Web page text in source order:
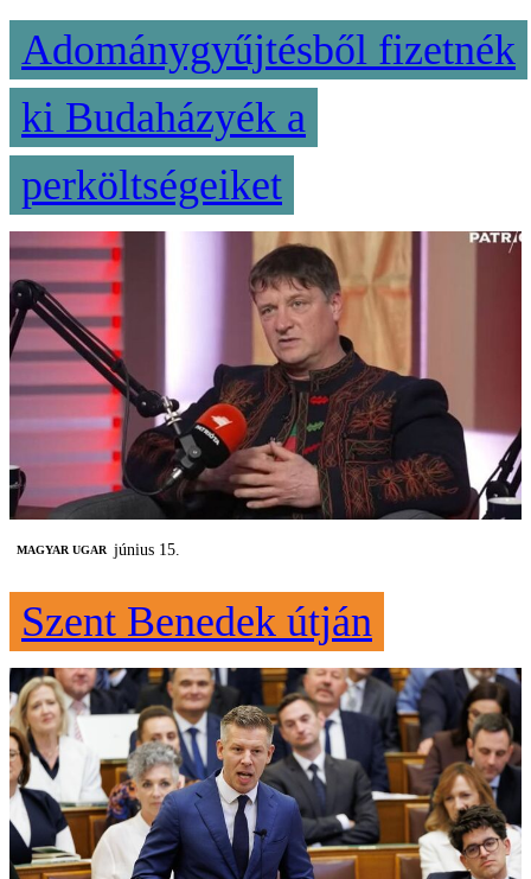
Adománygyűjtésből fizetnék
ki Budaházyék a
perköltségeiket
MAGYAR UGAR június 15.
Szent Benedek útján